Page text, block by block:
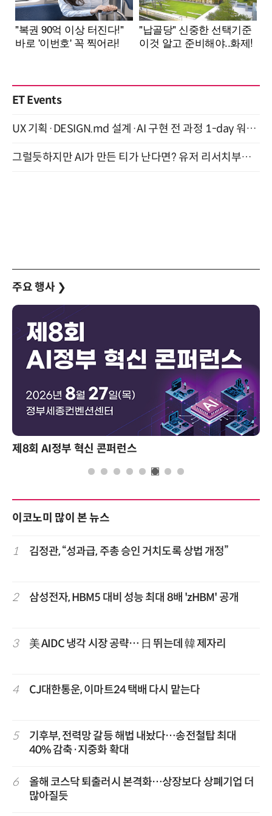
ET Events
UX 기획·DESIGN.md 설계·AI 구현 전 과정 1-day 워크숍 with Claude Code·Codex 9월 15일 개최
그럴듯하지만 AI가 만든 티가 난다면? 유저 리서치부터 배포까지! (9/15)
주요 행사 ❯
성과를 만드는 AI 에이전트 운영 전략 및 사례
이코노미 많이 본 뉴스
1 김정관, “성과급, 주총 승인 거치도록 상법 개정”
2 삼성전자, HBM5 대비 성능 최대 8배 'zHBM' 공개
3 美 AIDC 냉각 시장 공략… 日 뛰는데 韓 제자리
4 CJ대한통운, 이마트24 택배 다시 맡는다
5
기후부, 전력망 갈등 해법 내놨다…송전철탑 최대
40% 감축·지중화 확대
6
올해 코스닥 퇴출러시 본격화…상장보다 상폐기업 더
많아질듯